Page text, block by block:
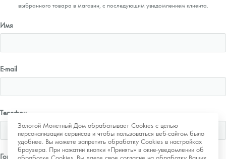
Золотой Монетный Дом обрабатывает Cookies с целью
персонализации сервисов и чтобы пользоваться веб-сайтом было
удобнее. Вы можете запретить обработку Cookies в настройках
браузера. При нажатии кнопки «Принять» в окне-уведомлении об
обработке Cookies, Вы даете свое согласие на обработку Ваших
выбранного товара в магазин, с последующим уведомлением клиента.
Имя
E-mail
Телефон
Город